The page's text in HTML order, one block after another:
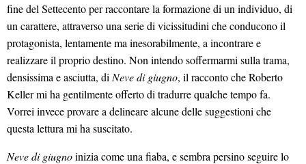
fine del Settecento per raccontare la formazione di un individuo, di
un carattere, attraverso una serie di vicissitudini che conducono il
protagonista, lentamente ma inesorabilmente, a incontrare e
realizzare il proprio destino. Non intendo soffermarmi sulla trama,
densissima e asciutta, di Neve di giugno, il racconto che Roberto
Keller mi ha gentilmente offerto di tradurre qualche tempo fa.
Vorrei invece provare a delineare alcune delle suggestioni che
questa lettura mi ha suscitato.
Neve di giugnoinizia come una fiaba, e sembra persino seguire lo